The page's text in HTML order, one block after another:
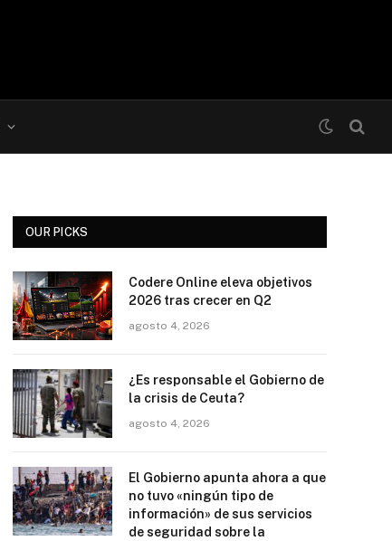
OUR PICKS
Codere Online eleva objetivos
2026 tras crecer en Q2
agosto 4, 2026
¿Es responsable el Gobierno de
la crisis de Ceuta?
agosto 4, 2026
El Gobierno apunta ahora a que
no tuvo «ningún tipo de
información» de sus servicios
de seguridad sobre la